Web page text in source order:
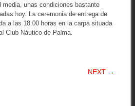
media, unas condiciones bastante
hoy. La ceremonia de entrega de
a las 18.00 horas en la carpa situada
Club Náutico de Palma.
NEXT →